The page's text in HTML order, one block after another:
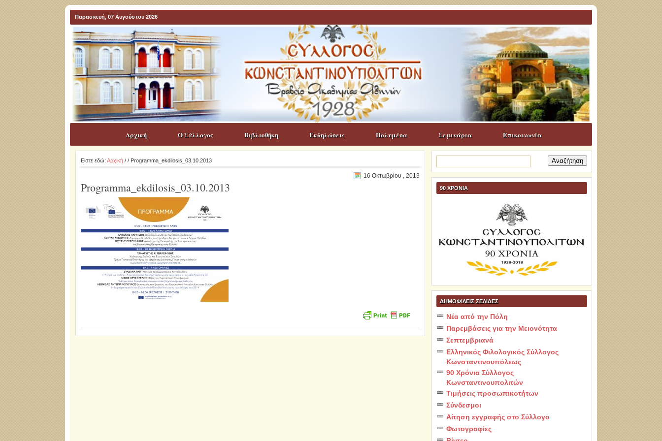
Παρασκευή, 07 Αυγούστου 2026
Αρχική Ο Σύλλογος Βιβλιοθήκη Εκδηλώσεις Πολυμέσα Σεμινάρια Επικοινωνία
Είστε εδώ: Αρχική/ / Programma_ekdilosis_03.10.2013
16 Οκτωβρίου , 2013
Programma_ekdilosis_03.10.2013
για:
90 ΧΡΟΝΙΑ
ΔΗΜΟΦΙΛΕΙΣ ΣΕΛΙΔΕΣ
Νέα από την Πόλη
Παρεμβάσεις για την Μειονότητα
Σεπτεμβριανά
Ελληνικός Φιλολογικός Σύλλογος
Κωνσταντινουπόλεως
90 Χρόνια Σύλλογος
Κωνσταντινουπολιτών
Τιμήσεις προσωπικοτήτων
Σύνδεσμοι
Αίτηση εγγραφής στο Σύλλογο
Φωτογραφίες